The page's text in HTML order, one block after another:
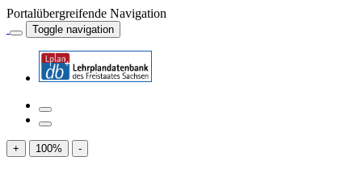
Portalübergreifende Navigation
Toggle navigation
+ 100% -